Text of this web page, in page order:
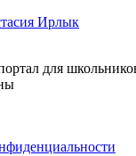
Ирлык
для